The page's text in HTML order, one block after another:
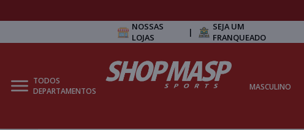
NOSSAS
LOJAS
|
SEJA UM
FRANQUEADO
TODOS
DEPARTAMENTOS
MASCULINO